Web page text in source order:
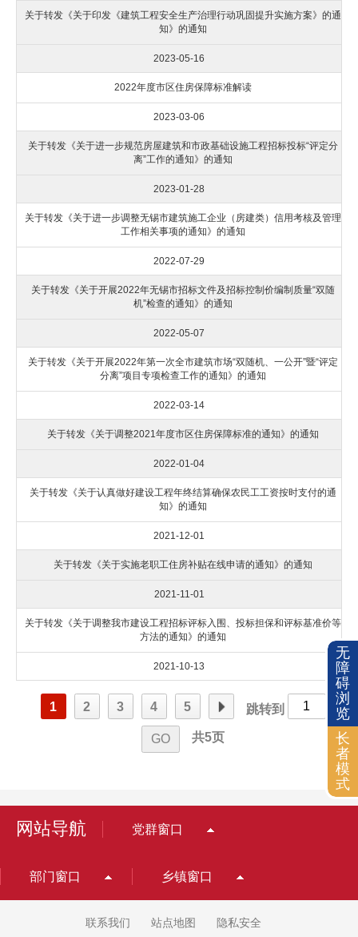
网站导航 党群窗口
部门窗口 乡镇窗口
联系我们 站点地图 隐私安全
无
障
碍
浏
览
长
者
模
式